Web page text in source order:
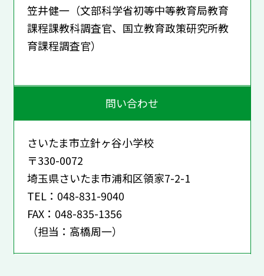
笠井健一（文部科学省初等中等教育局教育
課程課教科調査官、国立教育政策研究所教
育課程調査官）
問い合わせ
さいたま市立針ヶ谷小学校
〒330-0072
埼玉県さいたま市浦和区領家7-2-1
TEL：048-831-9040
FAX：048-835-1356
（担当：高橋周一）